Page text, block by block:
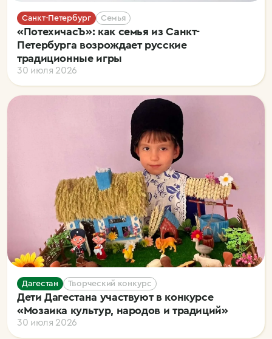
Санкт-Петербург Семья
«ПотехичасЪ»: как семья из Санкт-
Петербурга возрождает русские
традиционные игры
30 июля 2026
Дагестан Творческий конкурс
Дети Дагестана участвуют в конкурсе
«Мозаика культур, народов и традиций»
30 июля 2026